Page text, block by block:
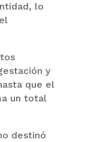
lo
y
que el
un total
destinó